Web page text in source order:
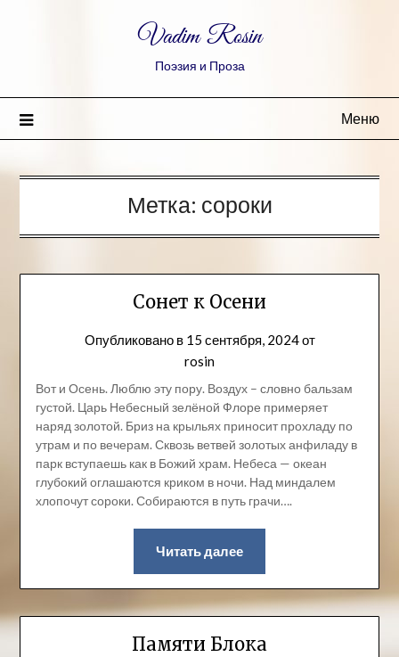
Vadim Rosin
Поэзия и Проза
Меню
Метка: сороки
Сонет к Осени
Опубликовано в 15 сентября, 2024от
rosin
Вот и Осень. Люблю эту пору. Воздух – словно бальзам
густой. Царь Небесный зелёной Флоре примеряет
наряд золотой. Бриз на крыльях приносит прохладу по
утрам и по вечерам. Сквозь ветвей золотых анфиладу в
парк вступаешь как в Божий храм. Небеса — океан
глубокий оглашаются криком в ночи. Над миндалем
хлопочут сороки. Собираются в путь грачи….
Читать далее
Памяти Блока